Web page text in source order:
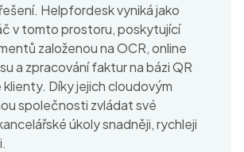
Helpfordesk vyniká jako
v tomto prostoru, poskytující
založenou na OCR, online
a zpracování faktur na bázi QR
Díky jejich cloudovým
společnosti zvládat své
úkoly snadněji, rychleji